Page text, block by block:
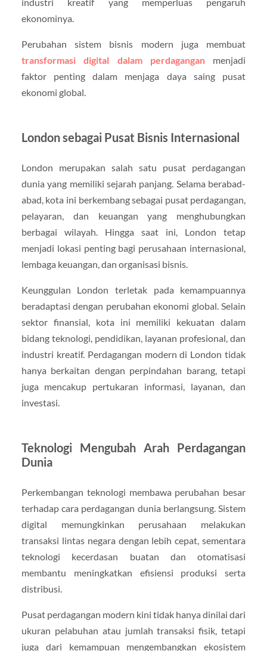
ekonominya.
Perubahan sistem bisnis modern juga membuat
transformasi digital dalam perdaganganmenjadi
faktor penting dalam menjaga daya saing pusat
ekonomi global.
London sebagai Pusat Bisnis Internasional
London merupakan salah satu pusat perdagangan
dunia yang memiliki sejarah panjang. Selama berabad-
abad, kota ini berkembang sebagai pusat perdagangan,
pelayaran, dan keuangan yang menghubungkan
berbagai wilayah. Hingga saat ini, London tetap
menjadi lokasi penting bagi perusahaan internasional,
lembaga keuangan, dan organisasi bisnis.
Keunggulan London terletak pada kemampuannya
beradaptasi dengan perubahan ekonomi global. Selain
sektor finansial, kota ini memiliki kekuatan dalam
bidang teknologi, pendidikan, layanan profesional, dan
industri kreatif. Perdagangan modern di London tidak
hanya berkaitan dengan perpindahan barang, tetapi
juga mencakup pertukaran informasi, layanan, dan
investasi.
Teknologi Mengubah Arah Perdagangan
Dunia
Perkembangan teknologi membawa perubahan besar
terhadap cara perdagangan dunia berlangsung. Sistem
digital memungkinkan perusahaan melakukan
transaksi lintas negara dengan lebih cepat, sementara
teknologi kecerdasan buatan dan otomatisasi
membantu meningkatkan efisiensi produksi serta
distribusi.
Pusat perdagangan modern kini tidak hanya dinilai dari
ukuran pelabuhan atau jumlah transaksi fisik, tetapi
juga dari kemampuan mengembangkan ekosistem